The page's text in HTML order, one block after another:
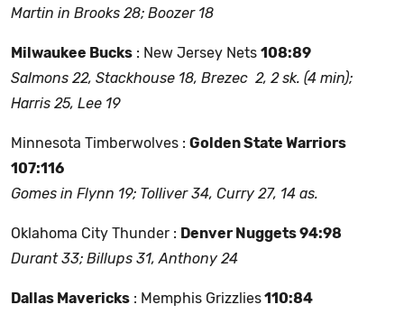
Martin in Brooks 28; Boozer 18
Milwaukee Bucks : New Jersey Nets 108:89
Salmons 22, Stackhouse 18, Brezec 2, 2 sk. (4 min);
Harris 25, Lee 19
Minnesota Timberwolves : Golden State Warriors
107:116
Gomes in Flynn 19; Tolliver 34, Curry 27, 14 as.
Oklahoma City Thunder : Denver Nuggets 94:98
Durant 33; Billups 31, Anthony 24
Dallas Mavericks : Memphis Grizzlies110:84